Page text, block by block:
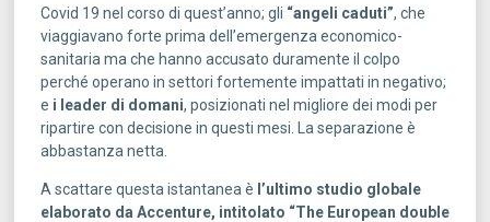
Covid 19 nel corso di quest’anno; gli “angeli caduti”, che
viaggiavano forte prima dell’emergenza economico-
sanitaria ma che hanno accusato duramente il colpo
perché operano in settori fortemente impattati in negativo;
e i leader di domani, posizionati nel migliore dei modi per
ripartire con decisione in questi mesi. La separazione è
abbastanza netta.
A scattare questa istantanea è l’ultimo studio globale
elaborato da Accenture, intitolato “The European double